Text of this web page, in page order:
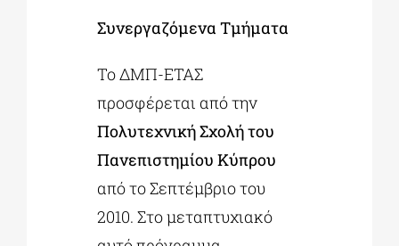
Συνεργαζόμενα Τμήματα
Το ΔΜΠ-ΕΤΑΣ
προσφέρεται από την
Πολυτεχνική Σχολή του
Πανεπιστημίου Κύπρου
από το Σεπτέμβριο του
2010. Στο μεταπτυχιακό